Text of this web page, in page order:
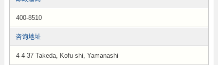
400-8510
咨询地址
4-4-37 Takeda, Kofu-shi, Yamanashi